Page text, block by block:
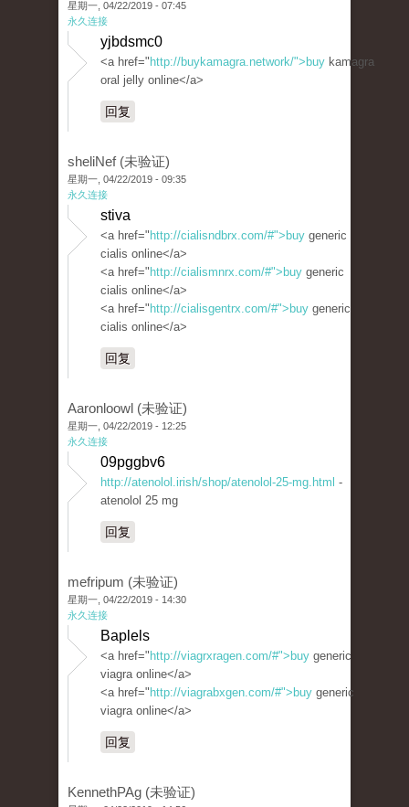
星期一, 04/22/2019 - 07:45
永久连接
yjbdsmc0
<a href=" http://buykamagra.network/">buy kamagra
oral jelly online</a>
回复
sheliNef (未验证)
星期一, 04/22/2019 - 09:35
永久连接
stiva
<a href=" http://cialisndbrx.com/#">buy generic
cialis online</a>
<a href=" http://cialismnrx.com/#">buy generic
cialis online</a>
<a href=" http://cialisgentrx.com/#">buy generic
cialis online</a>
回复
Aaronloowl (未验证)
星期一, 04/22/2019 - 12:25
永久连接
09pggbv6
http://atenolol.irish/shop/atenolol-25-mg.html -
atenolol 25 mg
回复
mefripum (未验证)
星期一, 04/22/2019 - 14:30
永久连接
Baplels
<a href=" http://viagrxragen.com/#">buy generic
viagra online</a>
<a href=" http://viagrabxgen.com/#">buy generic
viagra online</a>
回复
KennethPAg (未验证)